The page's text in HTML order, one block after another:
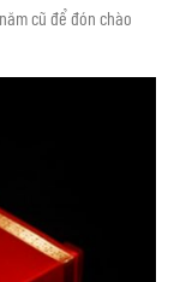
cũ để đón chào